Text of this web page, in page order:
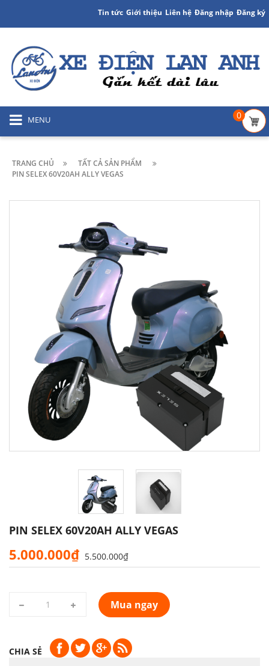
Tin tức Giới thiệu Liên hệ Đăng nhập Đăng ký
MENU 0
TRANG CHỦ
TẤT CẢ SẢN PHẨM
PIN SELEX 60V20AH ALLY VEGAS
PIN SELEX 60V20AH ALLY VEGAS
5.000.000₫ 5.500.000₫
Mua ngay
CHIA SẺ